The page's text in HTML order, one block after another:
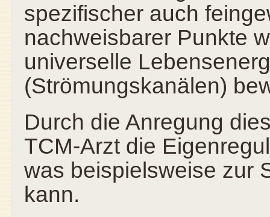
spezifischer auch
nachweisbarer Punkte
universelle
(Strömungskanälen)
Durch die Anregung
TCM-Arzt die
was beispielsweise zur
kann.